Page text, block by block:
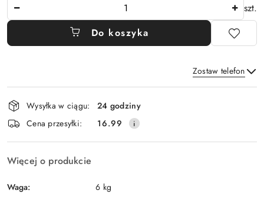
szt.
Do koszyka
Zostaw telefon
Wyślij
Dostępność
i
dostawa
Wysyłka w ciągu:
24 godziny
Cena przesyłki:
16.99
Więcej o produkcie
Waga: 6 kg